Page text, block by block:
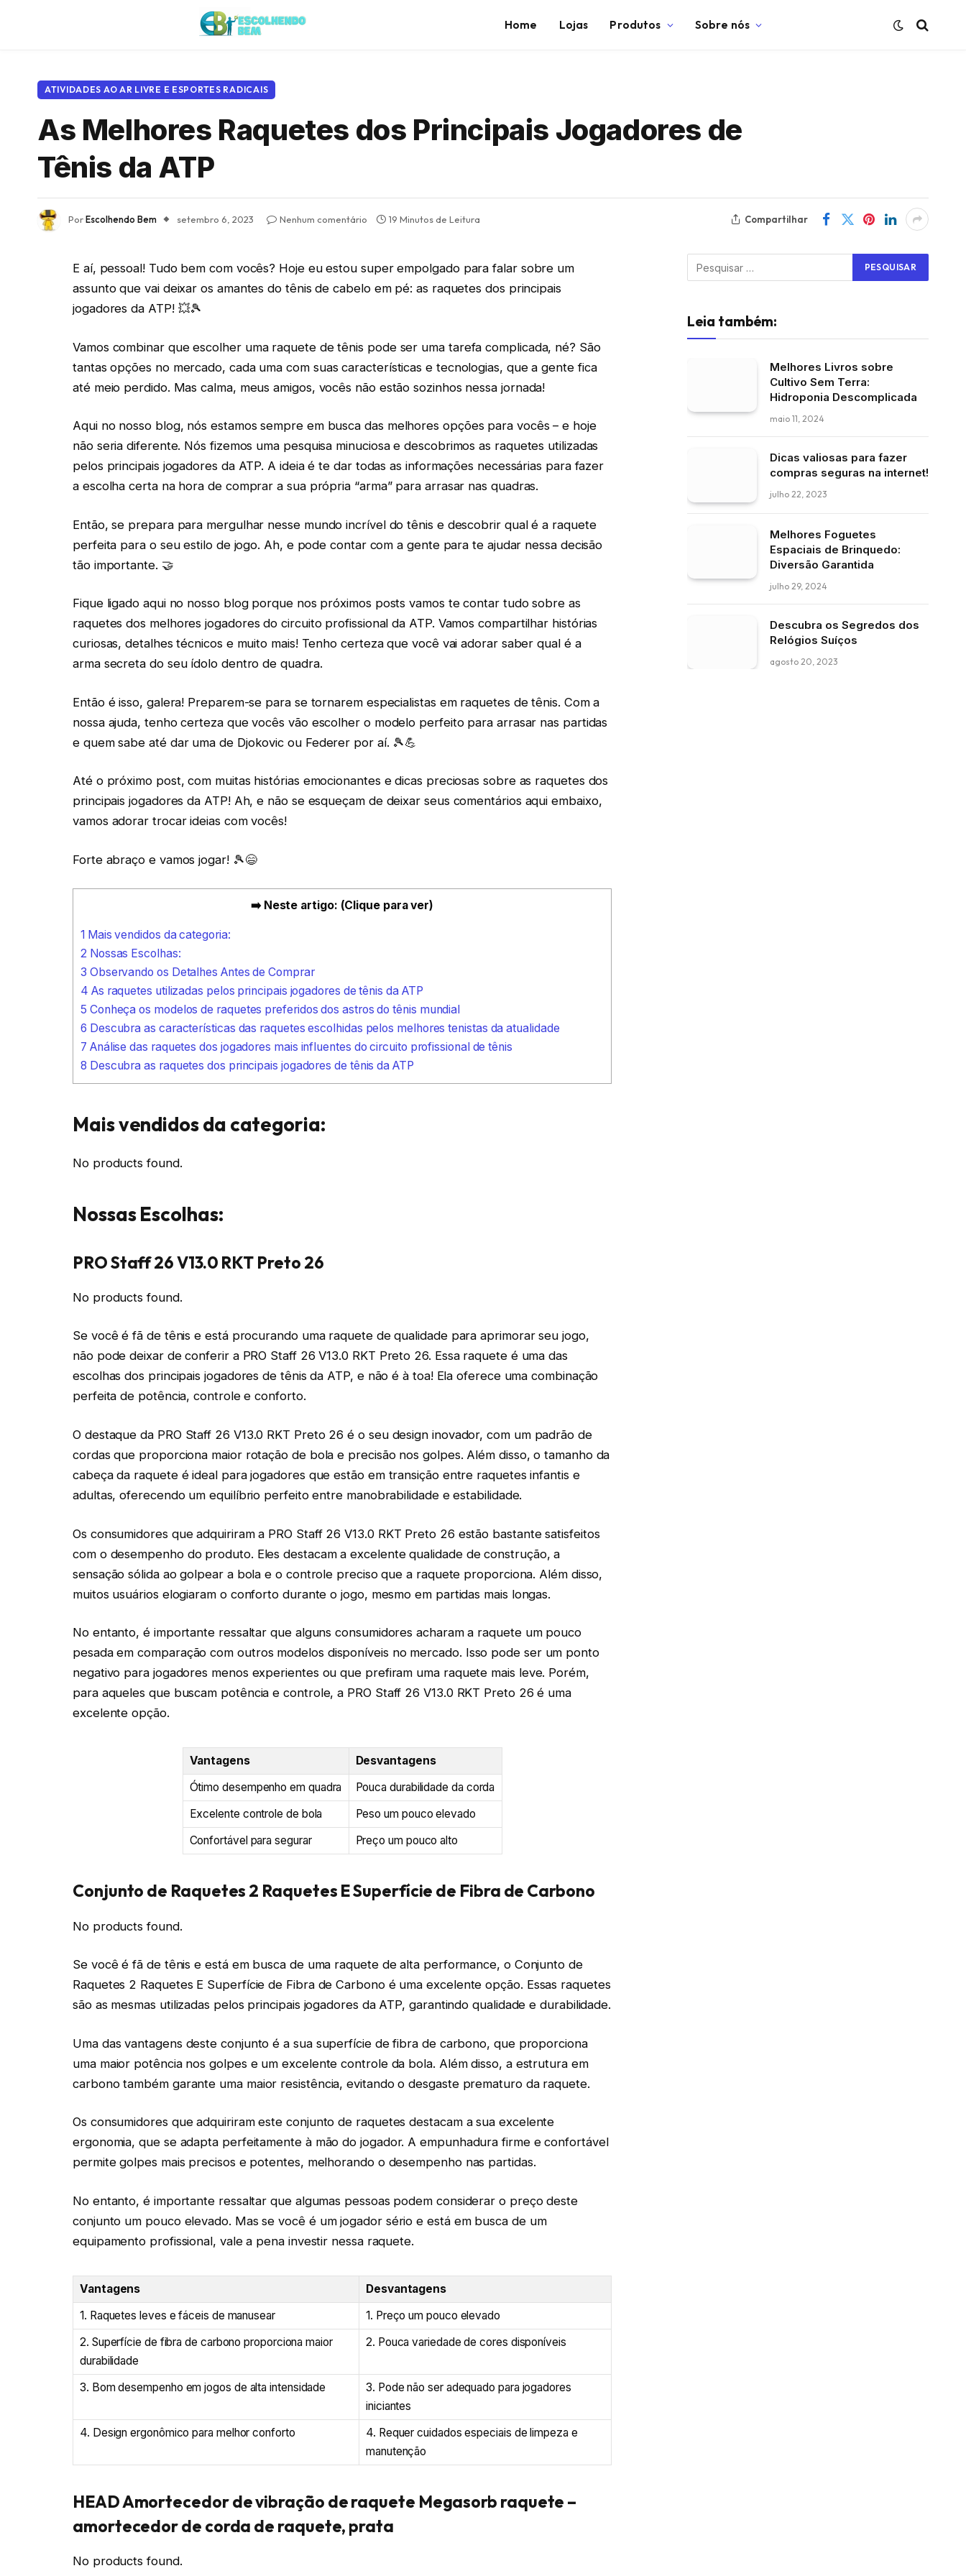
Home Lojas Produtos Sobre nós
ATIVIDADES AO AR LIVRE E ESPORTES RADICAIS
As Melhores Raquetes dos Principais Jogadores de
Tênis da ATP
PorEscolhendo Bem setembro 6, 2023 Nenhum comentário 19 Minutos de Leitura Compartilhar
E aí, pessoal! Tudo bem com vocês? Hoje eu estou super empolgado para falar sobre um
assunto que vai deixar os amantes do tênis de cabelo em pé: as raquetes dos principais
jogadores da ATP! 💥🎾
Vamos combinar que escolher uma raquete de tênis pode ser uma tarefa complicada, né? São
tantas opções no mercado, cada uma com suas características e tecnologias, que a gente fica
até meio perdido. Mas calma, meus amigos, vocês não estão sozinhos nessa jornada!
Aqui no nosso blog, nós estamos sempre em busca das melhores opções para vocês – e hoje
não seria diferente. Nós fizemos uma pesquisa minuciosa e descobrimos as raquetes utilizadas
pelos principais jogadores da ATP. A ideia é te dar todas as informações necessárias para fazer
a escolha certa na hora de comprar a sua própria “arma” para arrasar nas quadras.
Então, se prepara para mergulhar nesse mundo incrível do tênis e descobrir qual é a raquete
perfeita para o seu estilo de jogo. Ah, e pode contar com a gente para te ajudar nessa decisão
tão importante. 🤝
Fique ligado aqui no nosso blog porque nos próximos posts vamos te contar tudo sobre as
raquetes dos melhores jogadores do circuito profissional da ATP. Vamos compartilhar histórias
curiosas, detalhes técnicos e muito mais! Tenho certeza que você vai adorar saber qual é a
arma secreta do seu ídolo dentro de quadra.
Então é isso, galera! Preparem-se para se tornarem especialistas em raquetes de tênis. Com a
nossa ajuda, tenho certeza que vocês vão escolher o modelo perfeito para arrasar nas partidas
e quem sabe até dar uma de Djokovic ou Federer por aí. 🎾💪
Até o próximo post, com muitas histórias emocionantes e dicas preciosas sobre as raquetes dos
principais jogadores da ATP! Ah, e não se esqueçam de deixar seus comentários aqui embaixo,
vamos adorar trocar ideias com vocês!
Forte abraço e vamos jogar! 🎾😄
➡️ Neste artigo: (Clique para ver)
1 Mais vendidos da categoria:
2 Nossas Escolhas:
3 Observando os Detalhes Antes de Comprar
4 As raquetes utilizadas pelos principais jogadores de tênis da ATP
5 Conheça os modelos de raquetes preferidos dos astros do tênis mundial
6 Descubra as características das raquetes escolhidas pelos melhores tenistas da atualidade
7 Análise das raquetes dos jogadores mais influentes do circuito profissional de tênis
8 Descubra as raquetes dos principais jogadores de tênis da ATP
Mais vendidos da categoria:
No products found.
Nossas Escolhas:
PRO Staff 26 V13.0 RKT Preto 26
No products found.
Se você é fã de tênis e está procurando uma raquete de qualidade para aprimorar seu jogo,
não pode deixar de conferir a PRO Staff 26 V13.0 RKT Preto 26. Essa raquete é uma das
escolhas dos principais jogadores de tênis da ATP, e não é à toa! Ela oferece uma combinação
perfeita de potência, controle e conforto.
O destaque da PRO Staff 26 V13.0 RKT Preto 26 é o seu design inovador, com um padrão de
cordas que proporciona maior rotação de bola e precisão nos golpes. Além disso, o tamanho da
cabeça da raquete é ideal para jogadores que estão em transição entre raquetes infantis e
adultas, oferecendo um equilíbrio perfeito entre manobrabilidade e estabilidade.
Os consumidores que adquiriram a PRO Staff 26 V13.0 RKT Preto 26 estão bastante satisfeitos
com o desempenho do produto. Eles destacam a excelente qualidade de construção, a
sensação sólida ao golpear a bola e o controle preciso que a raquete proporciona. Além disso,
muitos usuários elogiaram o conforto durante o jogo, mesmo em partidas mais longas.
No entanto, é importante ressaltar que alguns consumidores acharam a raquete um pouco
pesada em comparação com outros modelos disponíveis no mercado. Isso pode ser um ponto
negativo para jogadores menos experientes ou que prefiram uma raquete mais leve. Porém,
para aqueles que buscam potência e controle, a PRO Staff 26 V13.0 RKT Preto 26 é uma
excelente opção.
Vantagens
Desvantagens
Ótimo desempenho em quadra
Pouca durabilidade da corda
Excelente controle de bola
Peso um pouco elevado
Confortável para segurar
Preço um pouco alto
Conjunto de Raquetes 2 Raquetes E Superfície de Fibra de Carbono
No products found.
Se você é fã de tênis e está em busca de uma raquete de alta performance, o Conjunto de
Raquetes 2 Raquetes E Superfície de Fibra de Carbono é uma excelente opção. Essas raquetes
são as mesmas utilizadas pelos principais jogadores da ATP, garantindo qualidade e durabilidade.
Uma das vantagens deste conjunto é a sua superfície de fibra de carbono, que proporciona
uma maior potência nos golpes e um excelente controle da bola. Além disso, a estrutura em
carbono também garante uma maior resistência, evitando o desgaste prematuro da raquete.
Os consumidores que adquiriram este conjunto de raquetes destacam a sua excelente
ergonomia, que se adapta perfeitamente à mão do jogador. A empunhadura firme e confortável
permite golpes mais precisos e potentes, melhorando o desempenho nas partidas.
No entanto, é importante ressaltar que algumas pessoas podem considerar o preço deste
conjunto um pouco elevado. Mas se você é um jogador sério e está em busca de um
equipamento profissional, vale a pena investir nessa raquete.
Vantagens
Desvantagens
1. Raquetes leves e fáceis de manusear
1. Preço um pouco elevado
2. Superfície de fibra de carbono proporciona maior
durabilidade
2. Pouca variedade de cores disponíveis
3. Bom desempenho em jogos de alta intensidade
3. Pode não ser adequado para jogadores
iniciantes
4. Design ergonômico para melhor conforto
4. Requer cuidados especiais de limpeza e
manutenção
HEAD Amortecedor de vibração de raquete Megasorb raquete –
amortecedor de corda de raquete, prata
No products found.
Leia também:
Melhores Livros sobre
Cultivo Sem Terra:
Hidroponia Descomplicada
maio 11, 2024
Dicas valiosas para fazer
compras seguras na internet!
julho 22, 2023
Melhores Foguetes
Espaciais de Brinquedo:
Diversão Garantida
julho 29, 2024
Descubra os Segredos dos
Relógios Suíços
agosto 20, 2023